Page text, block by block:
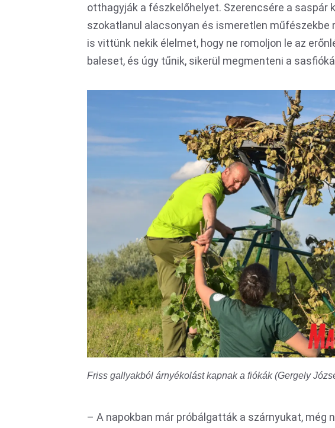
otthagyják a fészkelőhelyet. Szerencsére a saspár
szokatlanul alacsonyan és ismeretlen műfészekbe
is vittünk nekik élelmet, hogy ne romoljon le az
baleset, és úgy tűnik, sikerül megmenteni a
Friss gallyakból árnyékolást kapnak a fiókák (Gergely
– A napokban már próbálgatták a szárnyukat, még